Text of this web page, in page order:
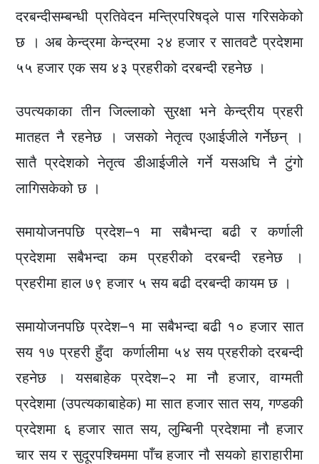
दरबन्दीसम्बन्धी प्रतिवेदन मन्त्रिपरिषद्ले पास गरिसकेको
छ । अब केन्द्रमा केन्द्रमा २४ हजार र सातवटै प्रदेशमा
५५ हजार एक सय ४३ प्रहरीको दरबन्दी रहनेछ ।
उपत्यकाका तीन जिल्लाको सुरक्षा भने केन्द्रीय प्रहरी
मातहत नै रहनेछ । जसको नेतृत्व एआईजीले गर्नेछन् ।
सातै प्रदेशको नेतृत्व डीआईजीले गर्ने यसअघि नै टुंगो
लागिसकेको छ ।
समायोजनपछि प्रदेश–१ मा सबैभन्दा बढी र कर्णाली
प्रदेशमा सबैभन्दा कम प्रहरीको दरबन्दी रहनेछ ।
प्रहरीमा हाल ७९ हजार ५ सय बढी दरबन्दी कायम छ ।
समायोजनपछि प्रदेश–१ मा सबैभन्दा बढी १० हजार सात
सय १७ प्रहरी हुँदा कर्णालीमा ५४ सय प्रहरीको दरबन्दी
रहनेछ । यसबाहेक प्रदेश–२ मा नौ हजार, वाग्मती
प्रदेशमा (उपत्यकाबाहेक) मा सात हजार सात सय, गण्डकी
प्रदेशमा ६ हजार सात सय, लुम्बिनी प्रदेशमा नौ हजार
चार सय र सुदूरपश्चिममा पाँच हजार नौ सयको हाराहारीमा